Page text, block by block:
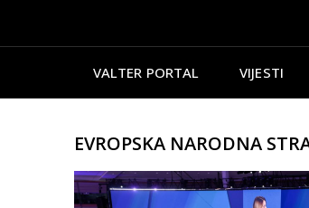
VALTER PORTAL VIJESTI
EVROPSKA NARODNA